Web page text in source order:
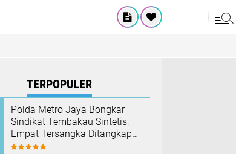
TERPOPULER
‎Polda Metro Jaya Bongkar
Sindikat Tembakau Sintetis,
Empat Tersangka Ditangkap
dan Hampir Satu Kilogram